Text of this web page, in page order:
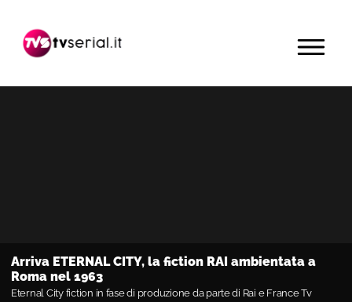
navigazione
contenuto
barra
primaria
MENU
Arriva ETERNAL CITY, la fiction RAI ambientata a
Roma nel 1963
Eternal City fiction in fase di produzione da parte di Rai e France Tv